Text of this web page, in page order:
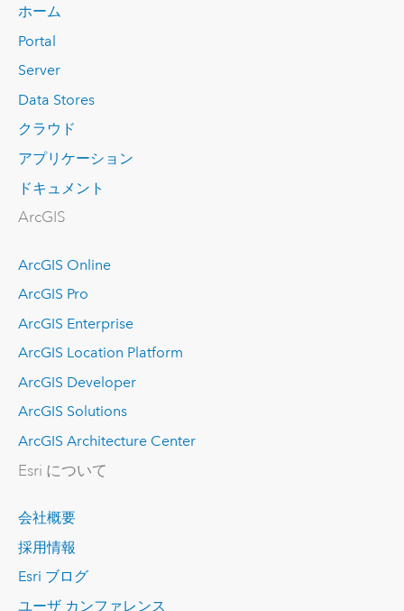
ホーム
Portal
Server
Data Stores
クラウド
アプリケーション
ドキュメント
ArcGIS
ArcGIS Online
ArcGIS Pro
ArcGIS Enterprise
ArcGIS Location Platform
ArcGIS Developer
ArcGIS Solutions
ArcGIS Architecture Center
Esri について
会社概要
採用情報
Esri ブログ
ユーザ カンファレンス